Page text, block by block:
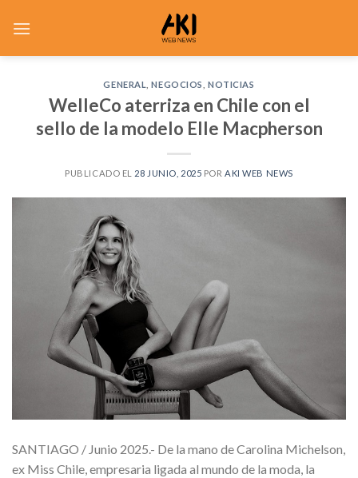
GENERAL ,NEGOCIOS ,NOTICIAS
WelleCo aterriza en Chile con el
sello de la modelo Elle Macpherson
PUBLICADO EL 28 JUNIO, 2025 POR AKI WEB NEWS
SANTIAGO / Junio 2025.- De la mano de Carolina Michelson,
ex Miss Chile, empresaria ligada al mundo de la moda, la